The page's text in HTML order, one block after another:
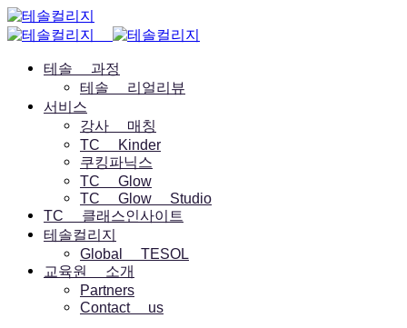
테솔 과정
테솔 리얼리뷰
서비스
강사 매칭
TC Kinder
쿠킹파닉스
TC Glow
TC Glow Studio
TC 클래스인사이트
테솔컬리지
Global TESOL
교육원 소개
Partners
Contact us